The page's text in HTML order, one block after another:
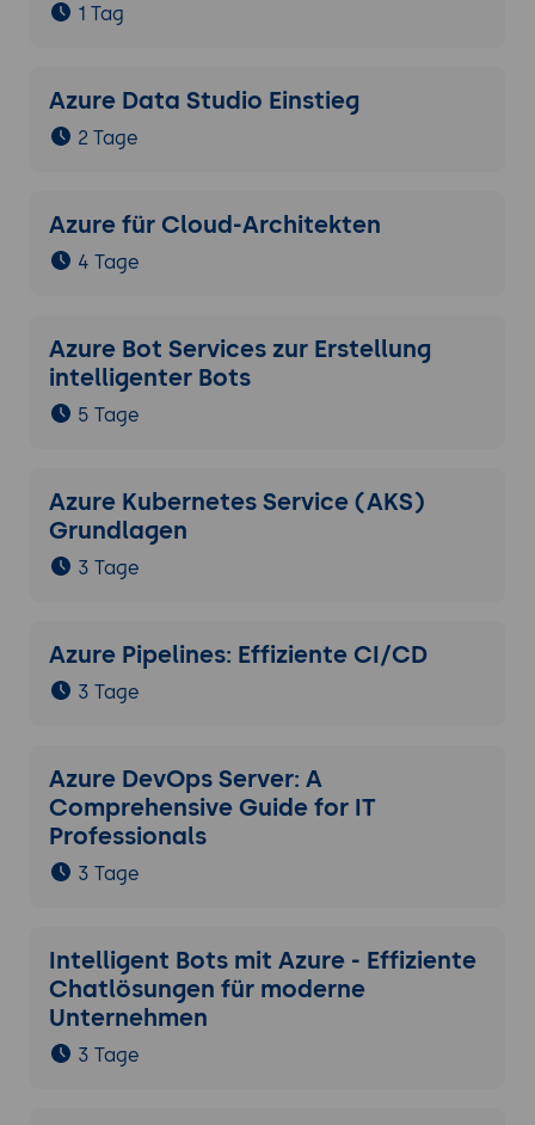
1 Tag
Azure Data Studio Einstieg
2 Tage
Azure für Cloud-Architekten
4 Tage
Azure Bot Services zur Erstellung
intelligenter Bots
5 Tage
Azure Kubernetes Service (AKS)
Grundlagen
3 Tage
Azure Pipelines: Effiziente CI/CD
3 Tage
Azure DevOps Server: A
Comprehensive Guide for IT
Professionals
3 Tage
Intelligent Bots mit Azure - Effiziente
Chatlösungen für moderne
Unternehmen
3 Tage